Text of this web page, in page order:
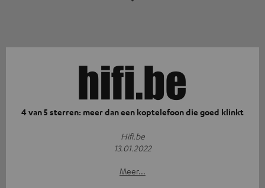
4 van 5 sterren: meer dan een koptelefoon die goed klinkt
Hifi.be
13.01.2022
Meer...